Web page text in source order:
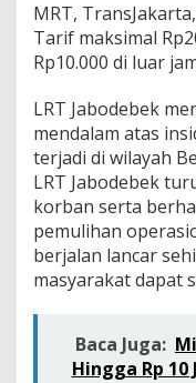
l
u
i
MRT,
Tarif maksimal
Rp10.000 di luar
LRT Jabodebek
mendalam atas
terjadi di wilayah
LRT Jabodebek
korban serta
pemulihan
berjalan lancar
masyarakat dapat
Baca Juga:
Hingga Rp